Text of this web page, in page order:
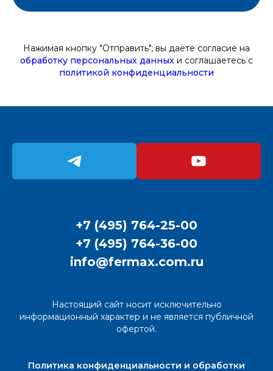
Нажимая кнопку "Отправить", вы даёте согласие на
обработку персональных данных и соглашаетесь c
политикой конфиденциальности
+7 (495) 764-25-00
+7 (495) 764-36-00
info@fermax.com.ru
Настоящий сайт носит исключительно
информационный характер и не является публичной
офертой.
Политика конфиденциальности и обработки